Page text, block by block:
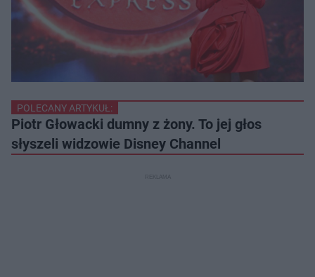
POLECANY ARTYKUŁ:
Piotr Głowacki dumny z żony. To jej głos
słyszeli widzowie Disney Channel